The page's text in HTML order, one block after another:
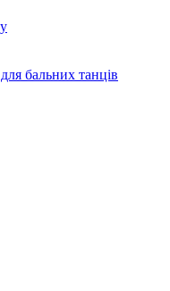
бальних танців